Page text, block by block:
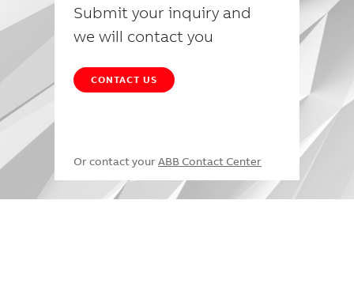
Submit your inquiry and
we will contact you
CONTACT US
Or contact your ABB Contact Center